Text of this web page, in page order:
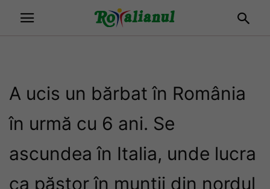
A ucis un bărbat în România
în urmă cu 6 ani. Se
ascundea în Italia, unde lucra
ca păstor în munții din nordul